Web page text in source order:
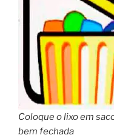
Coloque o lixo em
bem fechada